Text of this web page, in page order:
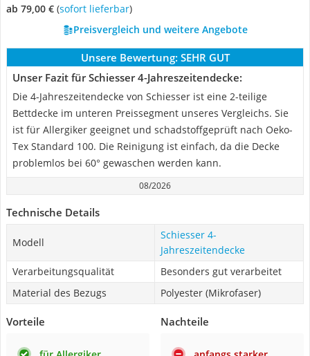
ab 79,00 € ( Sofort lieferbar)
Preisvergleich und weitere Angebote
Unsere Bewertung: SEHR GUT
Unser Fazit für Schiesser 4-Jahreszeitendecke:
Die 4-Jahreszeitendecke von Schiesser ist eine 2-teilige
Bettdecke im unteren Preissegment unseres Vergleichs. Sie
ist für Allergiker geeignet und schadstoffgeprüft nach Oeko-
Tex Standard 100. Die Reinigung ist einfach, da die Decke
problemlos bei 60° gewaschen werden kann.
08/2026
Technische Details
Modell
Schiesser 4-
Jahreszeitendecke
Verarbeitungsqualität
Besonders gut verarbeitet
Material des Bezugs
Polyester (Mikrofaser)
Vorteile Nachteile